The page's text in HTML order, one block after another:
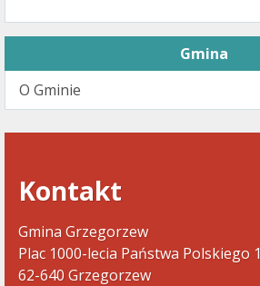
Gmina
O Gminie
Kontakt
Gmina Grzegorzew
Plac 1000-lecia Państwa Polskiego 1
62-640 Grzegorzew